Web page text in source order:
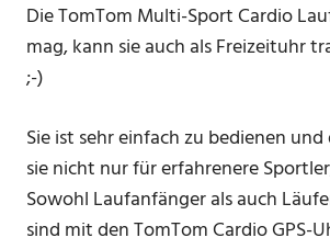
Die TomTom Multi-Sport Cardio
mag, kann sie auch als Freizeituhr
;-)
Sie ist sehr einfach zu bedienen
sie nicht nur für erfahrenere
Sowohl Laufanfänger als auch
sind mit den TomTom Cardio GPS-